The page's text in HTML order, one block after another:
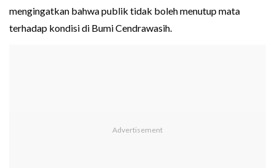
mengingatkan bahwa publik tidak boleh menutup mata
terhadap kondisi di Bumi Cendrawasih.